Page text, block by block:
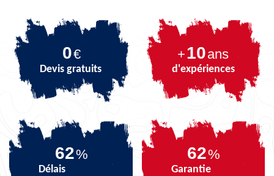
0€
Devis gratuits
+10ans
d'expériences
74%
Délais
74%
Garantie